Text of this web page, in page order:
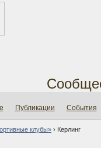
Публикации События
клубы» › Керлинг